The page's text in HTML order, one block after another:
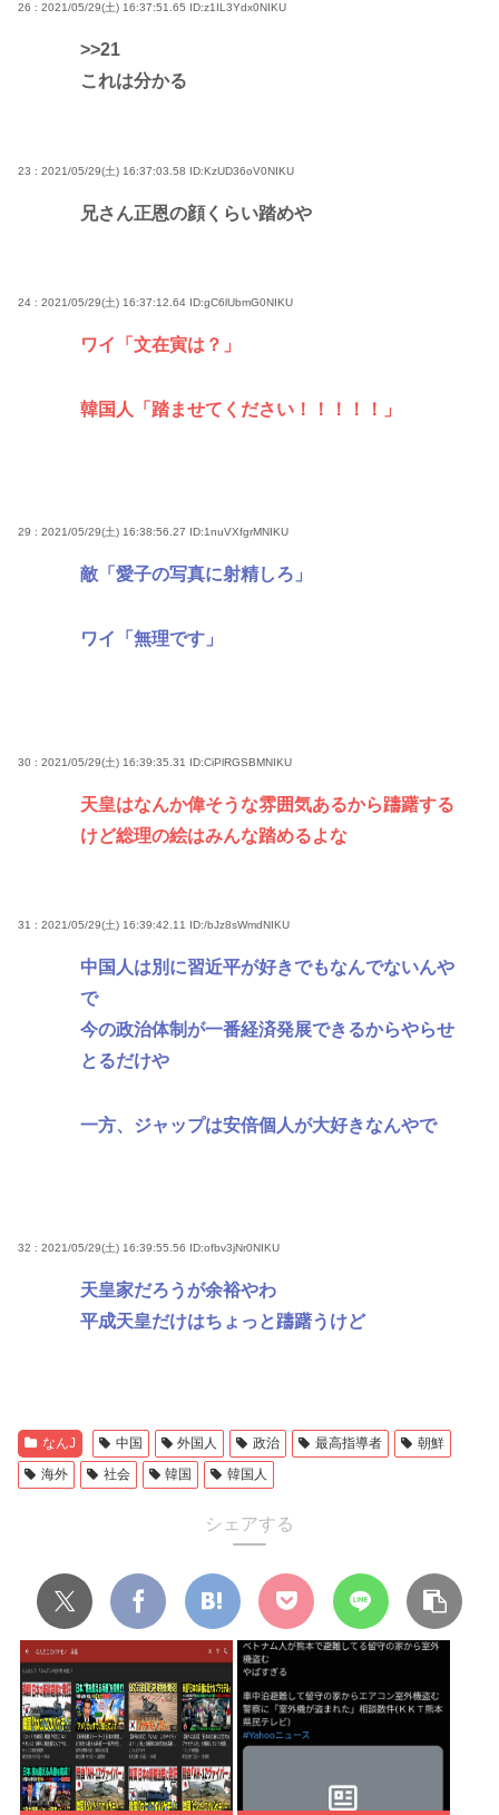
26 : 2021/05/29(土) 16:37:51.65 ID:z1IL3Ydx0NIKU
>>21
これは分かる
23 : 2021/05/29(土) 16:37:03.58 ID:KzUD36oV0NIKU
兄さん正恩の顔くらい踏めや
24 : 2021/05/29(土) 16:37:12.64 ID:gC6lUbmG0NIKU
ワイ「文在寅は？」
韓国人「踏ませてください！！！！！」
29 : 2021/05/29(土) 16:38:56.27 ID:1nuVXfgrMNIKU
敵「愛子の写真に射精しろ」
ワイ「無理です」
30 : 2021/05/29(土) 16:39:35.31 ID:CiPlRGSBMNIKU
天皇はなんか偉そうな雰囲気あるから躊躇する
けど総理の絵はみんな踏めるよな
31 : 2021/05/29(土) 16:39:42.11 ID:/bJz8sWmdNIKU
中国人は別に習近平が好きでもなんでないんや
で
今の政治体制が一番経済発展できるからやらせ
とるだけや
一方、ジャップは安倍個人が大好きなんやで
32 : 2021/05/29(土) 16:39:55.56 ID:ofbv3jNr0NIKU
天皇家だろうが余裕やわ
平成天皇だけはちょっと躊躇うけど
なんJ 中国 外国人 政治 最高指導者
朝鮮
海外
社会 韓国 韓国人
シェアする